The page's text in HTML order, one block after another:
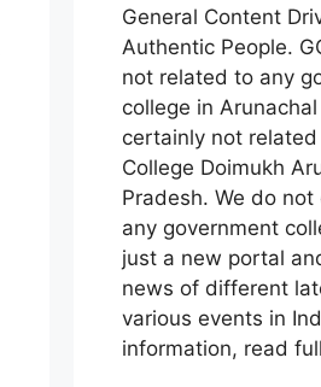
General Content
Authentic People.
not related to any
college in
certainly not
College Doimukh
Pradesh. We do
any government
just a new portal
news of different
various events in
information, read full